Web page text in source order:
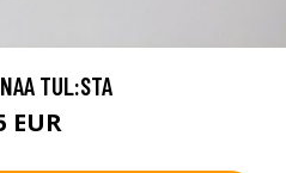
TUL:STA
EUR